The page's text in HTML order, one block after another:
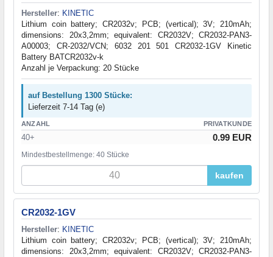
Hersteller: KINETIC
Lithium coin battery; CR2032v; PCB; (vertical); 3V; 210mAh;
dimensions: 20x3,2mm; equivalent: CR2032V; CR2032-PAN3-
A00003; CR-2032/VCN; 6032 201 501 CR2032-1GV Kinetic
Battery BATCR2032v-k
Anzahl je Verpackung: 20 Stücke
auf Bestellung 1300 Stücke:
Lieferzeit 7-14 Tag (e)
ANZAHL PRIVATKUNDE
40+ 0.99 EUR
Mindestbestellmenge: 40 Stücke
kaufen
CR2032-1GV
Hersteller: KINETIC
Lithium coin battery; CR2032v; PCB; (vertical); 3V; 210mAh;
dimensions: 20x3,2mm; equivalent: CR2032V; CR2032-PAN3-